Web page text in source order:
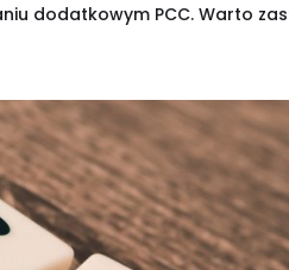
dodatkowym PCC. Warto